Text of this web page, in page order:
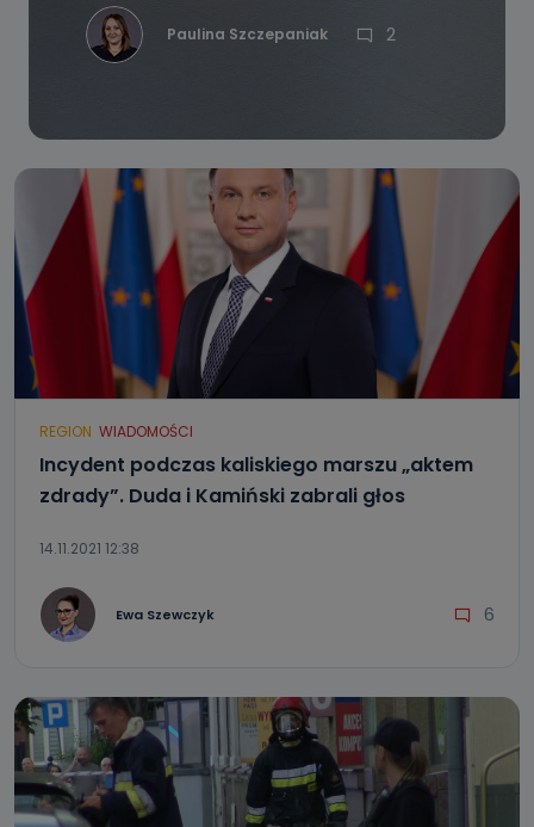
Paulina Szczepaniak 2
REGION WIADOMOŚCI
Incydent podczas kaliskiego marszu „aktem
zdrady”. Duda i Kamiński zabrali głos
14.11.2021 12:38
Ewa Szewczyk 6